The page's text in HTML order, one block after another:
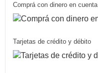
Comprá con dinero en cuenta
Tarjetas de crédito y débito